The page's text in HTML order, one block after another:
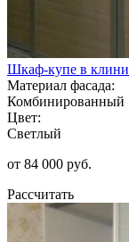
Шкаф-купе в
Материал фасада:
Комбинированный
Цвет:
Светлый
от 84 000 руб.
Рассчитать